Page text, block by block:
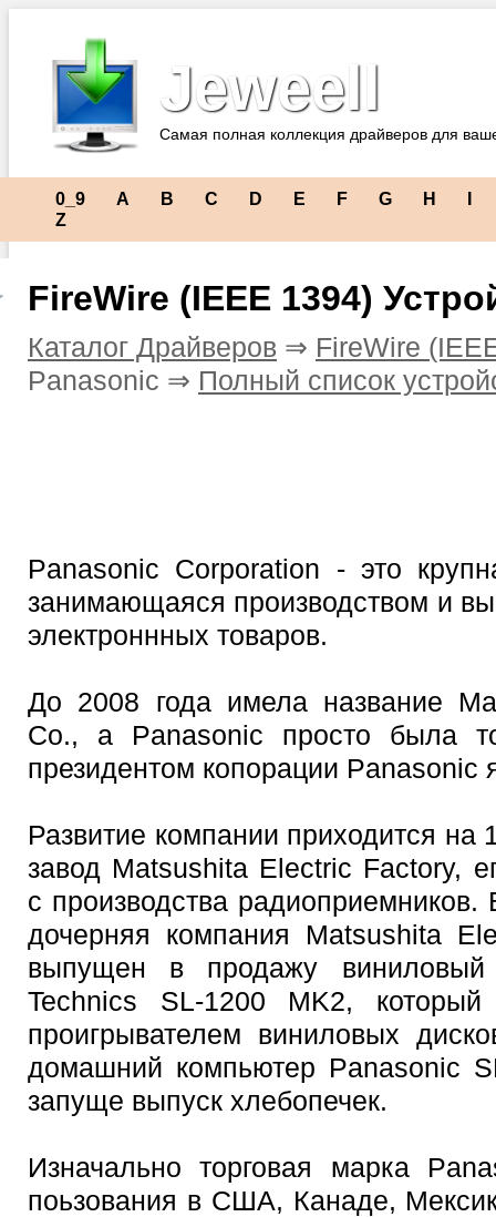
Jeweell
Самая полная коллекция драйверов для
0_9 A B C D E F G H
Z
FireWire (IEEE 1394)
Каталог Драйверов ⇒ FireWire
Panasonic ⇒ Полный список
Panasonic Corporation - это
занимающаяся производством и
электроннных товаров.
До 2008 года имела название
Co., а Panasonic просто была
президентом копорации
Развитие компании приходится на
завод Matsushita Electric Factory,
с производства
дочерняя компания Matsushita
выпущен в продажу виниловый
Technics SL-1200 MK2,
проигрывателем виниловых
домашний компьютер Panasonic
запуще выпуск хлебопечек.
Изначально торговая марка
поьзования в США, Канаде,